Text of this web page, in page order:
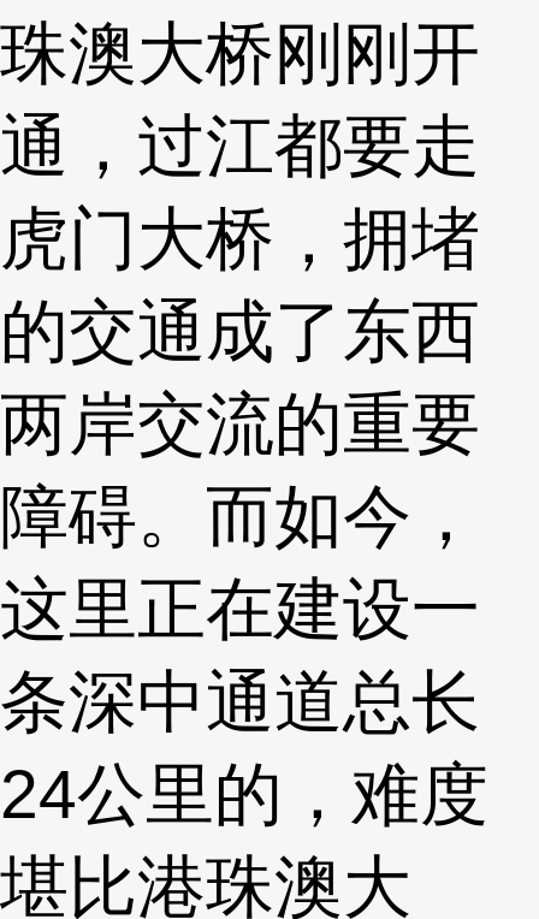
珠澳大桥刚刚开
通，过江都要走
虎门大桥，拥堵
的交通成了东西
两岸交流的重要
障碍。而如今，
这里正在建设一
条深中通道总长
24公里的，难度
堪比港珠澳大